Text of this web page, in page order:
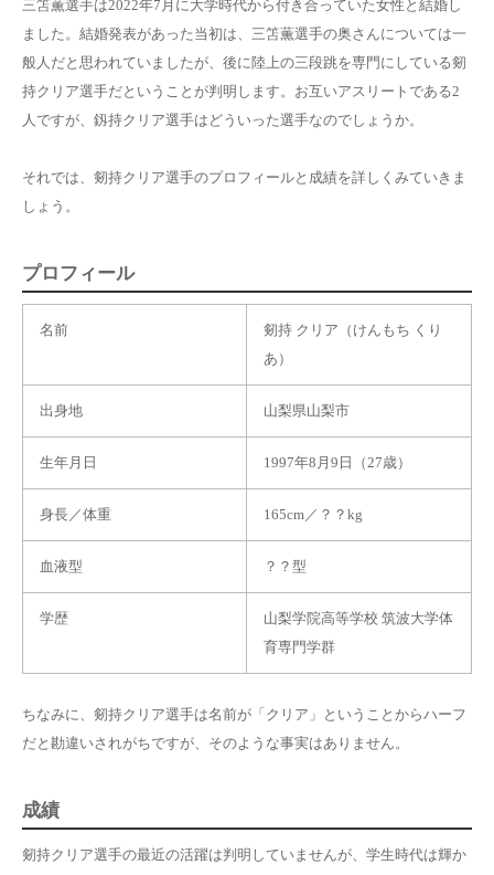
三笘薫選手は2022年7月に大学時代から付き合っていた女性と結婚し
ました。結婚発表があった当初は、三笘薫選手の奥さんについては一
般人だと思われていましたが、後に陸上の三段跳を専門にしている剱
持クリア選手だということが判明します。お互いアスリートである2
人ですが、釼持クリア選手はどういった選手なのでしょうか。
それでは、剱持クリア選手のプロフィールと成績を詳しくみていきま
しょう。
プロフィール
名前
剱持 クリア（けんもち くり
あ）
出身地 山梨県山梨市
生年月日 1997年8月9日（27歳）
身長／体重 165cm／？？kg
血液型 ？？型
学歴
山梨学院高等学校 筑波大学体
育専門学群
ちなみに、剱持クリア選手は名前が「クリア」ということからハーフ
だと勘違いされがちですが、そのような事実はありません。
成績
剱持クリア選手の最近の活躍は判明していませんが、学生時代は輝か